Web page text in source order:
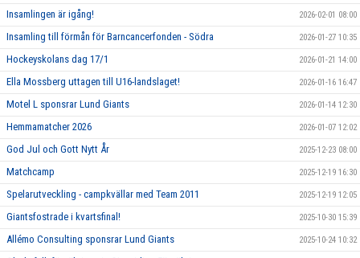
Insamlingen är igång! 2026-02-01 08:00
Insamling till förmån för Barncancerfonden - Södra 2026-01-27 10:35
Hockeyskolans dag 17/1 2026-01-21 14:00
Ella Mossberg uttagen till U16-landslaget! 2026-01-16 16:47
Motel L sponsrar Lund Giants 2026-01-14 12:30
Hemmamatcher 2026 2026-01-07 12:02
God Jul och Gott Nytt År 2025-12-23 08:00
Matchcamp 2025-12-19 16:30
Spelarutveckling - campkvällar med Team 2011 2025-12-19 12:05
Giantsfostrade i kvartsfinal! 2025-10-30 15:39
Allémo Consulting sponsrar Lund Giants 2025-10-24 10:32